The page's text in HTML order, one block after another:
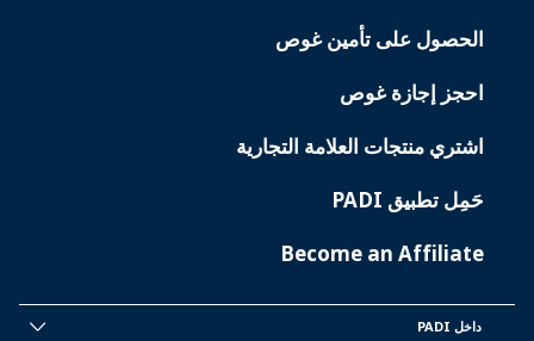
الحصول على تأمين غوص
احجز إجازة غوص
اشتري منتجات العلامة التجارية
حَمِل تطبيق PADI
Become an Affiliate
داخل PADI